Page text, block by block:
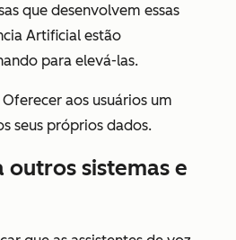
que desenvolvem essas
Artificial estão
para elevá-las.
aos usuários um
seus próprios dados.
outros sistemas e